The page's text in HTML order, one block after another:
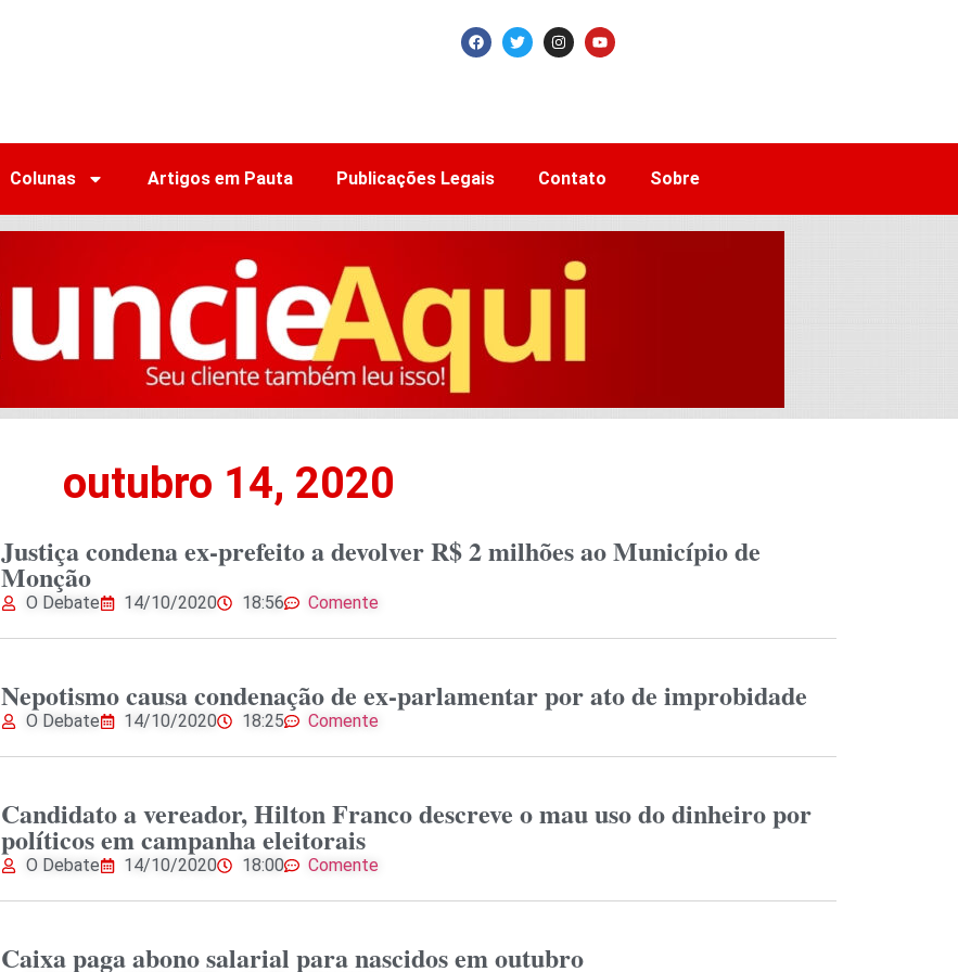
Colunas Artigos em Pauta Publicações Legais Contato Sobre
outubro 14, 2020
Justiça condena ex-prefeito a devolver R$ 2 milhões ao Município de
Monção
O Debate 14/10/2020 18:56 Comente
Nepotismo causa condenação de ex-parlamentar por ato de improbidade
O Debate 14/10/2020 18:25 Comente
Candidato a vereador, Hilton Franco descreve o mau uso do dinheiro por
políticos em campanha eleitorais
O Debate 14/10/2020 18:00 Comente
Caixa paga abono salarial para nascidos em outubro